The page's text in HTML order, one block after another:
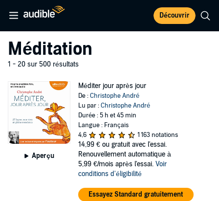
Découvrir
Méditation
1 - 20 sur 500 résultats
Aperçu
Méditer jour après jour
De :Christophe André
Lu par :Christophe André
Durée : 5 h et 45 min
Langue : Français
4,6
1 163 notations
14,99 € ou gratuit avec l'essai.
Renouvellement automatique à
5,99 €/mois après l'essai. Voir
conditions d'éligibilité
Essayez Standard gratuitement